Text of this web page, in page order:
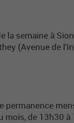
semaine à
(Avenue de
permanence
mois, de 13h30 à